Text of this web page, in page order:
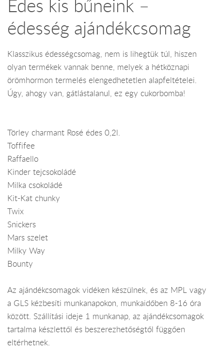
Édes kis bűneink –
édesség ajándékcsomag
Klasszikus édességcsomag, nem is lihegtük túl, hiszen
olyan termékek vannak benne, melyek a hétköznapi
örömhormon termelés elengedhetetlen alapfeltételei.
Úgy, ahogy van, gátlástalanul, ez egy cukorbomba!
Törley charmant Rosé édes 0,2l.
Toffifee
Raffaello
Kinder tejcsokoládé
Milka csokoládé
Kit-Kat chunky
Twix
Snickers
Mars szelet
Milky Way
Bounty
Az ajándékcsomagok vidéken készülnek, és az MPL vagy
a GLS kézbesíti munkanapokon, munkaidőben 8-16 óra
között. Szállítási ideje 1 munkanap, az ajándékcsomagok
tartalma készlettől és beszerezhetőségtől függően
eltérhetnek.